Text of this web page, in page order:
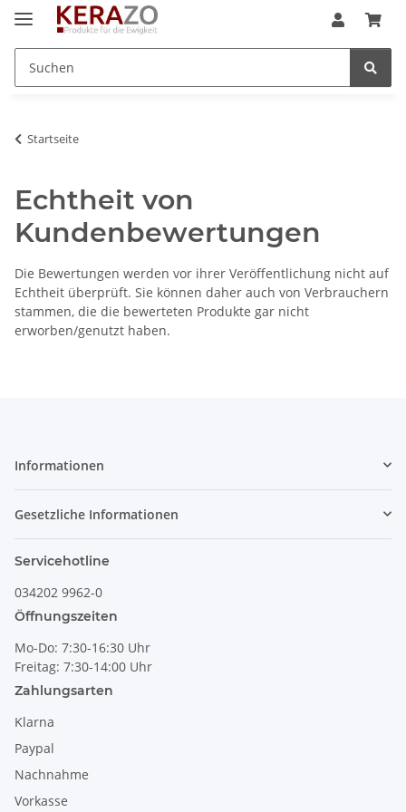
Startseite
Echtheit von
Kundenbewertungen
Die Bewertungen werden vor ihrer Veröffentlichung nicht auf
Echtheit überprüft. Sie können daher auch von Verbrauchern
stammen, die die bewerteten Produkte gar nicht
erworben/genutzt haben.
Informationen
Gesetzliche Informationen
Servicehotline
034202 9962-0
Öffnungszeiten
Mo-Do: 7:30-16:30 Uhr
Freitag: 7:30-14:00 Uhr
Zahlungsarten
Klarna
Paypal
Nachnahme
Vorkasse